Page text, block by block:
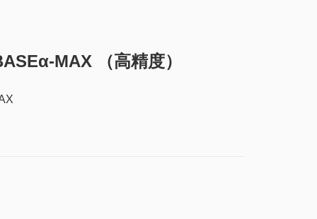
MAX （高精度）